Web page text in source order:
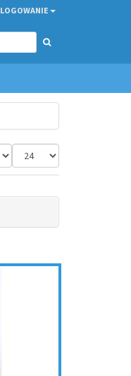
LOGOWANIE